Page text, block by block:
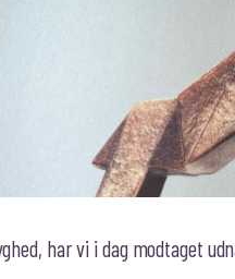
har vi i dag modtaget